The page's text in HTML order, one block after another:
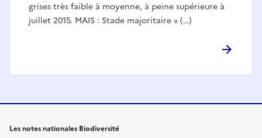
grises très faible à moyenne, à peine supérieure à
juillet 2015. MAIS : Stade majoritaire « (…)
Les notes nationales Biodiversité